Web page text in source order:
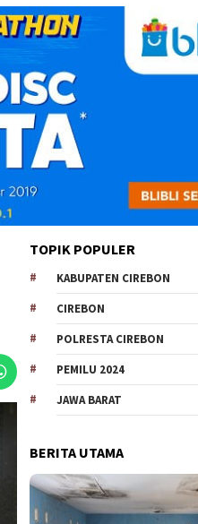
TOPIK POPULER
KABUPATEN CIREBON
CIREBON
POLRESTA CIREBON
PEMILU 2024
JAWA BARAT
BERITA UTAMA